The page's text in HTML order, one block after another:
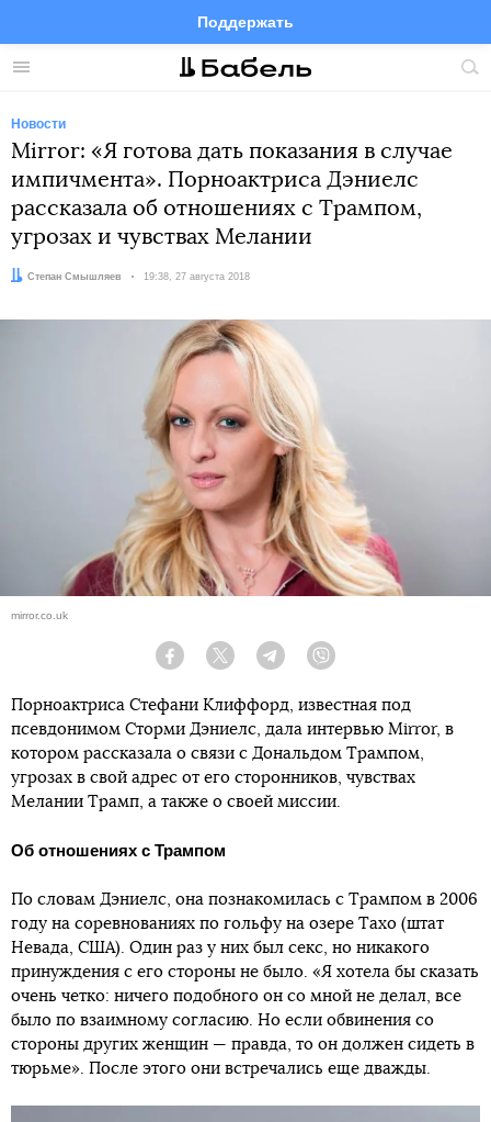
Меню
Поддержать
FacebookTelegramTwitter
Новости
Mirror: «Я готова дать показания в случае
импичмента». Порноактриса Дэниелс
рассказала об отношениях с Трампом,
угрозах и чувствах Мелании
Автор:
Степан Смышляев Дата:
19:38, 27 августа 2018
mirror.co.uk
Facebook Twitter Telegram
Порноактриса Стефани Клиффорд, известная под
псевдонимом Сторми Дэниелс, дала интервью Mirror, в
котором рассказала о связи с Дональдом Трампом,
угрозах в свой адрес от его сторонников, чувствах
Мелании Трамп, а также о своей миссии.
Об отношениях с Трампом
По словам Дэниелс, она познакомилась с Трампом в 2006
году на соревнованиях по гольфу на озере Тахо (штат
Невада, США). Один раз у них был секс, но никакого
принуждения с его стороны не было. «Я хотела бы сказать
очень четко: ничего подобного он со мной не делал, все
было по взаимному согласию. Но если обвинения со
стороны других женщин — правда, то он должен сидеть в
тюрьме». После этого они встречались еще дважды.